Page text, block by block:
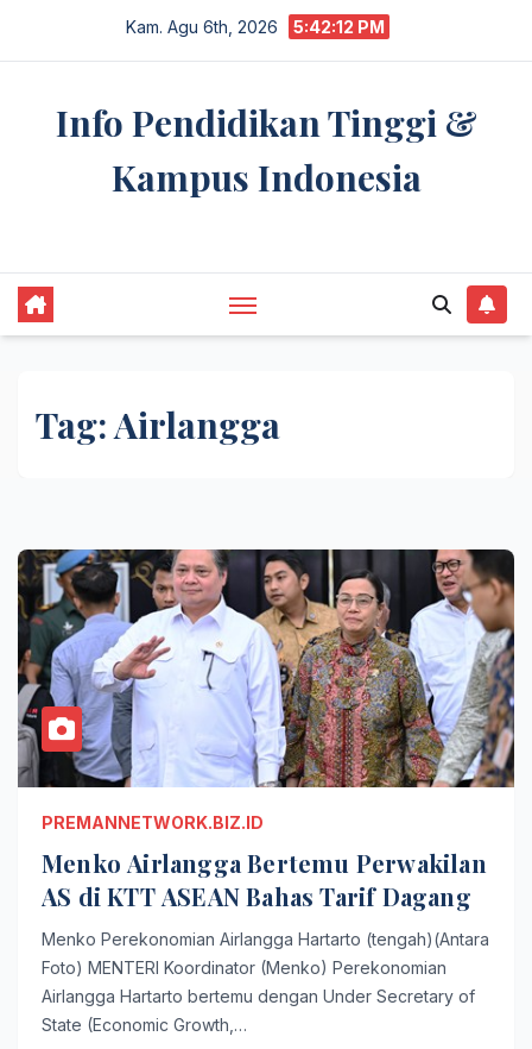
Kam. Agu 6th, 2026 5:42:13 PM
Info Pendidikan Tinggi &
Kampus Indonesia
Tag:Airlangga
PREMANNETWORK.BIZ.ID
Menko Airlangga Bertemu Perwakilan
AS di KTT ASEAN Bahas Tarif Dagang
Menko Perekonomian Airlangga Hartarto (tengah)(Antara
Foto) MENTERI Koordinator (Menko) Perekonomian
Airlangga Hartarto bertemu dengan Under Secretary of
State (Economic Growth,…